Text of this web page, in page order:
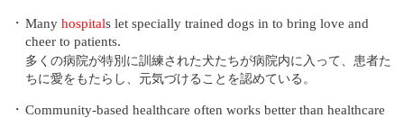
・ Many hospitals let specially trained dogs in to bring love and
cheer to patients.
多くの病院が特別に訓練された犬たちが病院内に入って、患者た
ちに愛をもたらし、元気づけることを認めている。
・ Community-based healthcare often works better than healthcare